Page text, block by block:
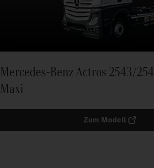
Mercedes-Benz Actros 2543/
Maxi
Zum Modell